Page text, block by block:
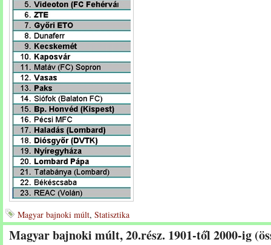
Magyar bajnoki múlt, Statisztika
Magyar bajnoki múlt, 20.rész. 1901-től 2000-ig